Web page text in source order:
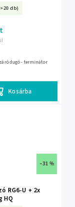
db)
Kosárba
dugó - terminátor
–31 %
RG6-U + 2x
HQ